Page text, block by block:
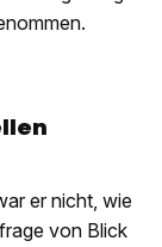
er nicht, wie
von Blick